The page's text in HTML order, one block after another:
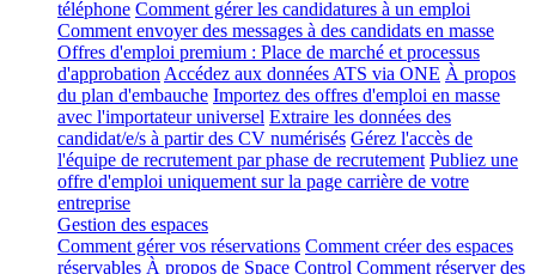
téléphone Comment gérer les candidatures à un emploi
Comment envoyer des messages à des candidats en masse
Offres d'emploi premium : Place de marché et processus
d'approbation Accédez aux données ATS via ONE À propos
du plan d'embauche Importez des offres d'emploi en masse
avec l'importateur universel Extraire les données des
candidat/e/s à partir des CV numérisés Gérez l'accès de
l'équipe de recrutement par phase de recrutement Publiez une
offre d'emploi uniquement sur la page carrière de votre
entreprise
Gestion des espaces
Comment gérer vos réservations Comment créer des espaces
réservables À propos de Space Control Comment réserver des